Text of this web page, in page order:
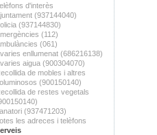
d'interès
(937144040)
(937144830)
(112)
(061)
enllumenat (686216138)
aigua (900304070)
de mobles i altres
(900150140)
de restes vegetals
(937471203)
les adreces i telèfons